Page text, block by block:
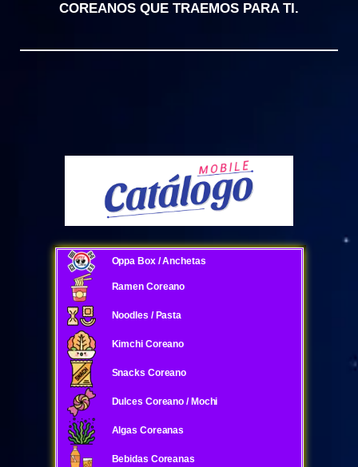
COREANOS QUE TRAEMOS PARA TI.
Oppa Box / Anchetas
Ramen Coreano
Noodles / Pasta
Kimchi Coreano
Snacks Coreano
Dulces Coreano / Mochi
Algas Coreanas
Bebidas Coreanas